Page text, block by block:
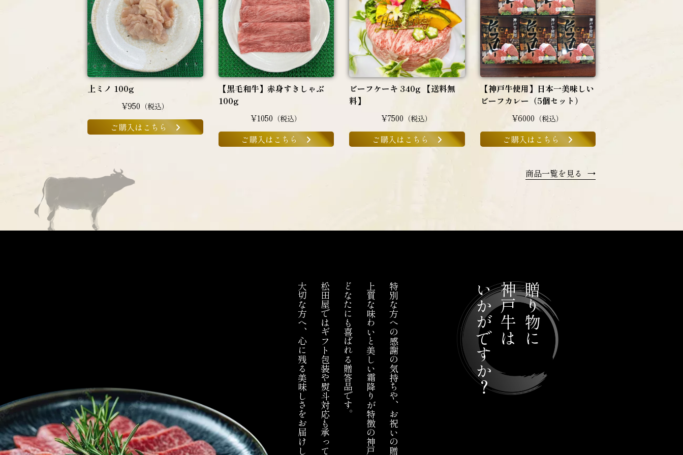
上ミノ 100g
¥950 （税込）
ご購入はこちら
【黒毛和牛】赤身すきしゃぶ
100g
¥1050 （税込）
ご購入はこちら
ビーフケーキ 340g 【送料無
料】
¥7500 （税込）
ご購入はこちら
【神戸牛使用】日本一美味しい
ビーフカレー（5個セット）
¥6000 （税込）
ご購入はこちら
商品一覧を見る →
贈り物に
神戸牛は
いかがですか？
特別な方への感謝の気持ちや、お祝いの贈り物に。
上質な味わいと美しい霜降りが特徴の神戸牛は、
どなたにも喜ばれる贈答品です。
松田屋ではギフト包装や熨斗対応も承っております。
大切な方へ、心に残る美味しさをお届けしませんか。